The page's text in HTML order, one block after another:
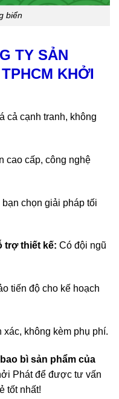
biển
TY SẢN
KHỞI
cả cạnh tranh, không
cao cấp, công nghệ
bạn chọn giải pháp tối
trợ thiết kế: Có đội ngũ
tiến độ cho kế hoạch
không kèm phụ phí.
bì sản phẩm của
Phát để được tư vấn
tốt nhất!